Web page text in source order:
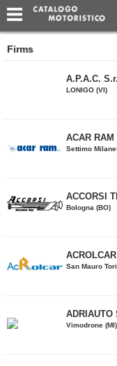
Firms
A.P.A.C.
LONIGO (VI)
ACAR RAM
Settimo
ACCORSI
Bologna (BO)
San Mauro
ADRIAUTO
Vimodrone (MI)